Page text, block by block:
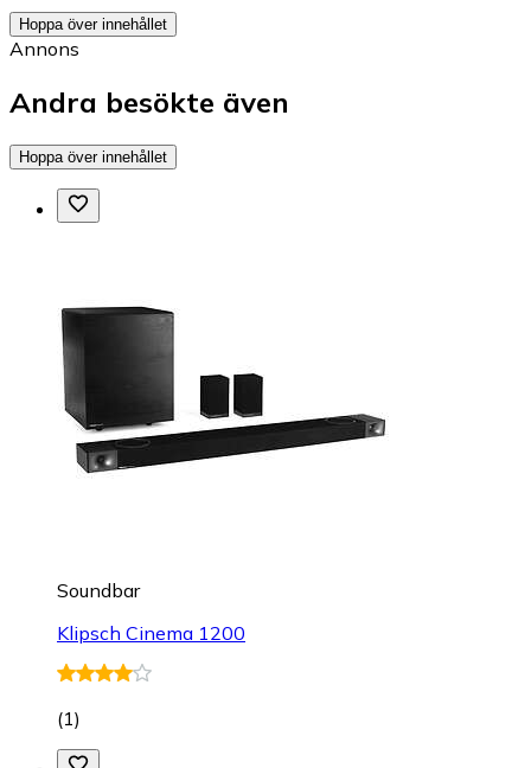
Hoppa över innehållet
Annons
Andra besökte även
Hoppa över innehållet
Soundbar
Klipsch Cinema 1200
(1)